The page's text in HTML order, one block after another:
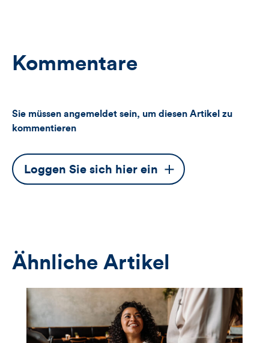
Kommentare
Sie müssen angemeldet sein, um diesen Artikel zu
kommentieren
Dieser
Button
Loggen Sie sich hier ein
Ähnliche Artikel